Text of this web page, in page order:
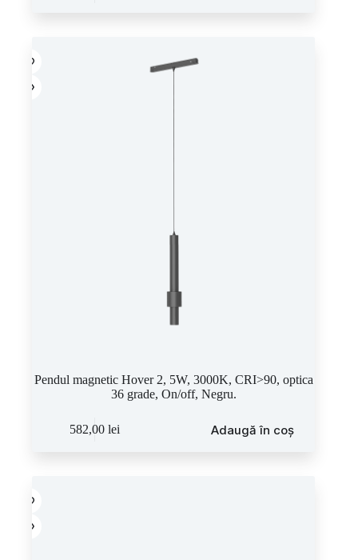
Pendul magnetic Hover 2, 5W, 3000K, CRI>90, optica
36 grade, On/off, Negru.
582,00lei Adaugă în coș